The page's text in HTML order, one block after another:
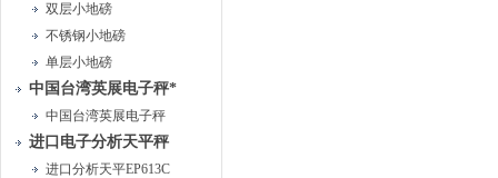
双层小地磅
不锈钢小地磅
单层小地磅
中国台湾英展电子秤*
中国台湾英展电子秤
进口电子分析天平秤
进口分析天平EP613C